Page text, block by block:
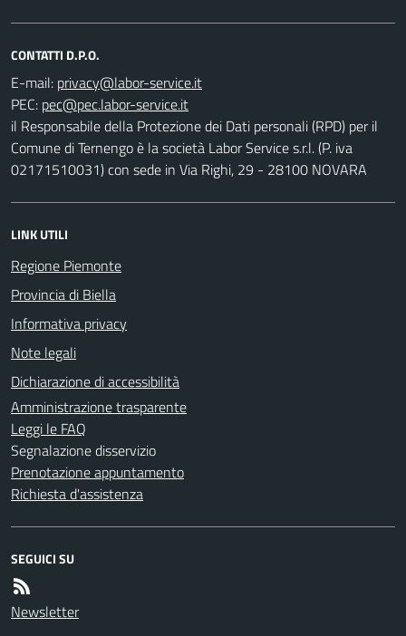
CONTATTI D.P.O.
E-mail:
PEC:
il Responsabile della Protezione dei Dati personali (RPD) per il
Comune di Ternengo è la società Labor Service s.r.l. (P. iva
02171510031) con sede in Via Righi, 29 - 28100 NOVARA
LINK UTILI
Regione Piemonte
Provincia di Biella
Informativa privacy
Note legali
Dichiarazione di accessibilità
Amministrazione trasparente
Leggi le FAQ
Segnalazione disservizio
Prenotazione appuntamento
Richiesta d'assistenza
SEGUICI SU
Newsletter